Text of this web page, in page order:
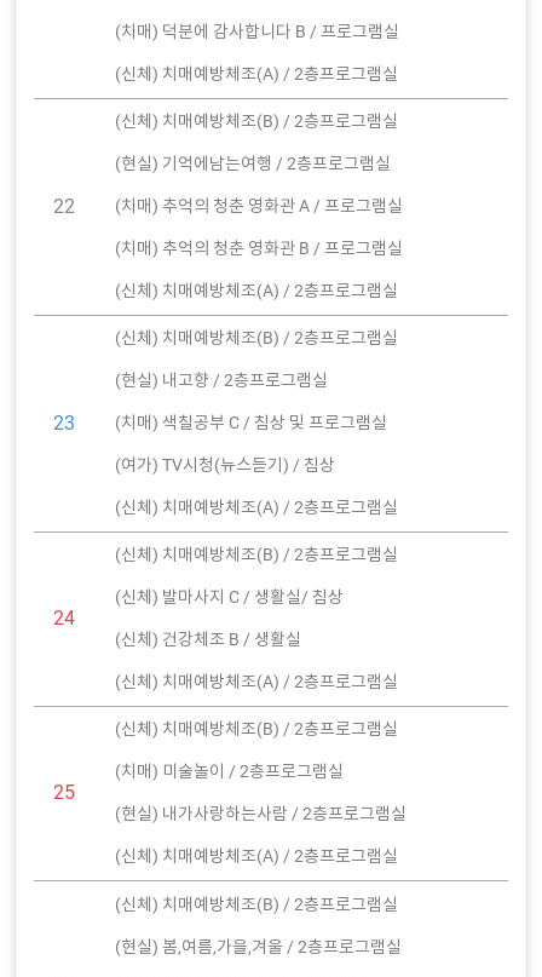
(치매) 덕분에 감사합니다 B / 프로그램실
(신체) 치매예방체조(A) / 2층프로그램실
22
(신체) 치매예방체조(B) / 2층프로그램실
(현실) 기억에남는여행 / 2층프로그램실
(치매) 추억의 청춘 영화관 A / 프로그램실
(치매) 추억의 청춘 영화관 B / 프로그램실
(신체) 치매예방체조(A) / 2층프로그램실
23
(신체) 치매예방체조(B) / 2층프로그램실
(현실) 내고향 / 2층프로그램실
(치매) 색칠공부 C / 침상 및 프로그램실
(여가) TV시청(뉴스듣기) / 침상
(신체) 치매예방체조(A) / 2층프로그램실
24
(신체) 치매예방체조(B) / 2층프로그램실
(신체) 발마사지 C / 생활실/ 침상
(신체) 건강체조 B / 생활실
(신체) 치매예방체조(A) / 2층프로그램실
25
(신체) 치매예방체조(B) / 2층프로그램실
(치매) 미술놀이 / 2층프로그램실
(현실) 내가사랑하는사람 / 2층프로그램실
(신체) 치매예방체조(A) / 2층프로그램실
(신체) 치매예방체조(B) / 2층프로그램실
(현실) 봄,여름,가을,겨울 / 2층프로그램실